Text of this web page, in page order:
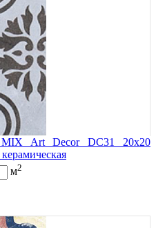
MIX Art Decor DC31 20x20
м2